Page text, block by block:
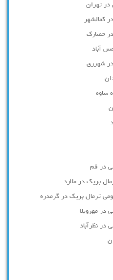
در تهران
کمالشهر
در حصارك
آباد
در شهرری
ساوه
در قم
بریک در ملارد
ترمال بریک در گرمدره
در مهرویلا
در نظرآباد